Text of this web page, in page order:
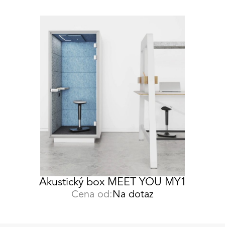
Akustický box MEET YOU MY1
Cena od: Na dotaz